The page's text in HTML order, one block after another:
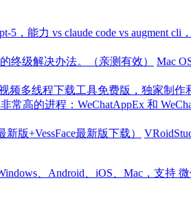
Mac
频多线程下载工具免费版，独家制作